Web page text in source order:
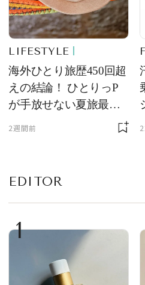
LIFESTYLE
海外ひとり旅歴450回超
えの結論！ ひとりっP
が手放せない夏旅最強
2週間前
EDITOR
1